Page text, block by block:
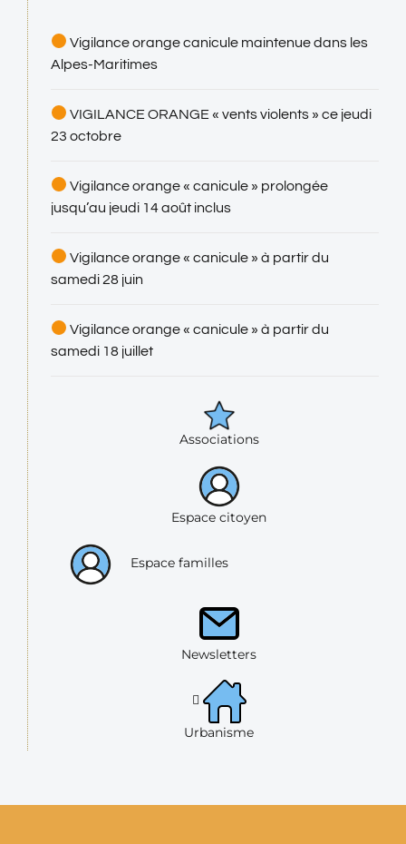
Vigilance orange canicule maintenue dans les
Alpes-Maritimes
VIGILANCE ORANGE « vents violents » ce jeudi
23 octobre
Vigilance orange « canicule » prolongée
jusqu’au jeudi 14 août inclus
Vigilance orange « canicule » à partir du
samedi 28 juin
Vigilance orange « canicule » à partir du
samedi 18 juillet
Associations
Espace citoyen
Espace familles
Newsletters
Urbanisme